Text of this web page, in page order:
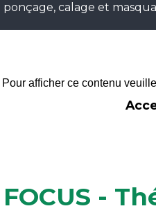
ponçage, calage et
Pour afficher ce contenu
FOCUS -